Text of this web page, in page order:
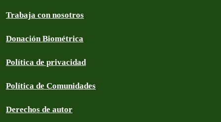
Trabaja con nosotros
Donación Biométrica
Política de privacidad
Política de Comunidades
Derechos de autor